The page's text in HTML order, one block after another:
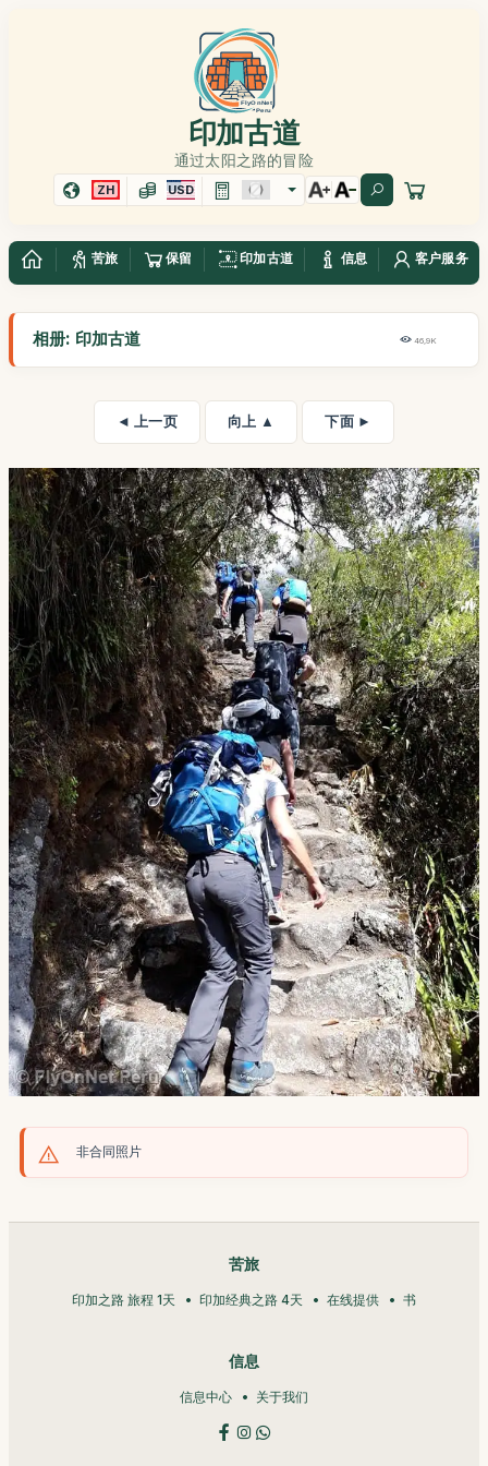
印加古道
通过太阳之路的冒险
ZH USD
苦旅 保留 印加古道 信息 客户服务
相册: 印加古道 46,9K
◄ 上一页 向上 ▲ 下面 ►
非合同照片
苦旅
印加之路 旅程 1天 印加经典之路 4天 在线提供 书
信息
信息中心 关于我们